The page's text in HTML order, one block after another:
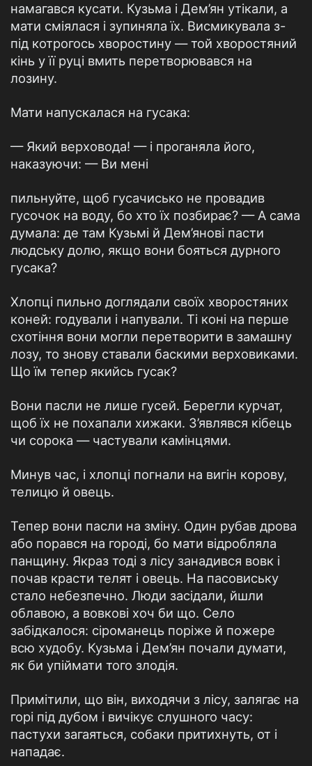
намагався кусати. Кузьма і Дем’ян утікали, а
мати сміялася і зупиняла їх. Висмикувала з-
під котрогось хворостину — той хворостяний
кінь у її руці вмить перетворювався на
лозину.
Мати напускалася на гусака:
— Який верховода! — і проганяла його,
наказуючи: — Ви мені
пильнуйте, щоб гусачисько не провадив
гусочок на воду, бо хто їх позбирає? — А сама
думала: де там Кузьмі й Дем’янові пасти
людську долю, якщо вони бояться дурного
гусака?
Хлопці пильно доглядали своїх хворостяних
коней: годували і напували. Ті коні на перше
схотіння вони могли перетворити в замашну
лозу, то знову ставали баскими верховиками.
Що їм тепер якийсь гусак?
Вони пасли не лише гусей. Берегли курчат,
щоб їх не похапали хижаки. З’являвся кібець
чи сорока — частували камінцями.
Минув час, і хлопці погнали на вигін корову,
телицю й овець.
Тепер вони пасли на зміну. Один рубав дрова
або порався на городі, бо мати відробляла
панщину. Якраз тоді з лісу занадився вовк і
почав красти телят і овець. На пасовиську
стало небезпечно. Люди засідали, йшли
облавою, а вовкові хоч би що. Село
забідкалося: сіроманець поріже й пожере
всю худобу. Кузьма і Дем’ян почали думати,
як би упіймати того злодія.
Примітили, що він, виходячи з лісу, залягає на
горі під дубом і вичікує слушного часу:
пастухи загаяться, собаки притихнуть, от і
нападає.